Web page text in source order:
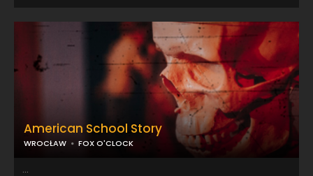
American School Story
WROCŁAW FOX O'CLOCK
...